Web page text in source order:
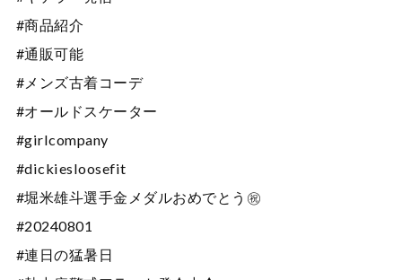
#商品紹介
#通販可能
#メンズ古着コーデ
#オールドスケーター
#girlcompany
#dickiesloosefit
#堀米雄斗選手金メダルおめでとう㊗️
#20240801
#連日の猛暑日